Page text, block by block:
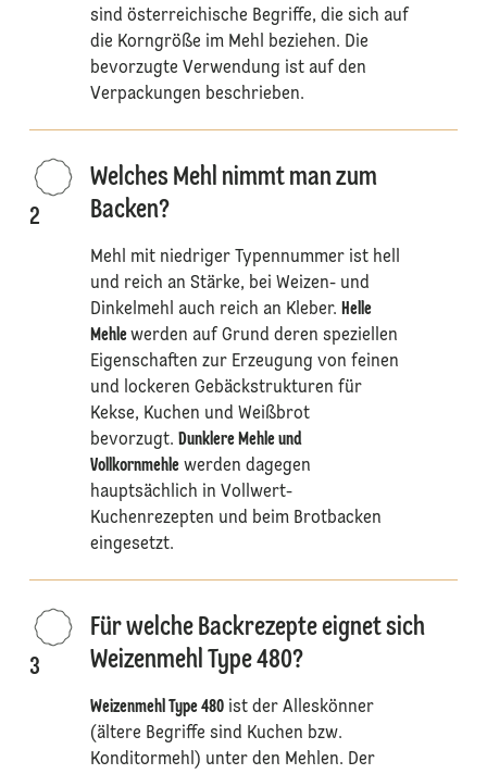
sind österreichische Begriffe, die sich auf
die Korngröße im Mehl beziehen. Die
bevorzugte Verwendung ist auf den
Verpackungen beschrieben.
2
Welches Mehl nimmt man zum
Backen?
Mehl mit niedriger Typennummer ist hell
und reich an Stärke, bei Weizen- und
Dinkelmehl auch reich an Kleber. Helle
Mehlewerden auf Grund deren speziellen
Eigenschaften zur Erzeugung von feinen
und lockeren Gebäckstrukturen für
Kekse, Kuchen und Weißbrot
bevorzugt. Dunklere Mehle und
Vollkornmehlewerden dagegen
hauptsächlich in Vollwert-
Kuchenrezepten und beim Brotbacken
eingesetzt.
3
Für welche Backrezepte eignet sich
Weizenmehl Type 480?
Weizenmehl Type 480ist der Alleskönner
(ältere Begriffe sind Kuchen bzw.
Konditormehl) unter den Mehlen. Der